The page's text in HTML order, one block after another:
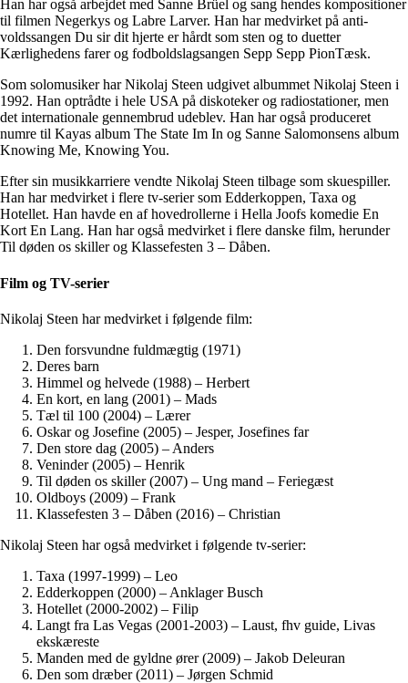
Han har også arbejdet med Sanne Brüel og sang hendes kompositioner
til filmen Negerkys og Labre Larver. Han har medvirket på anti-
voldssangen Du sir dit hjerte er hårdt som sten og to duetter
Kærlighedens farer og fodboldslagsangen Sepp Sepp PionTæsk.
Som solomusiker har Nikolaj Steen udgivet albummet Nikolaj Steen i
1992. Han optrådte i hele USA på diskoteker og radiostationer, men
det internationale gennembrud udeblev. Han har også produceret
numre til Kayas album The State Im In og Sanne Salomonsens album
Knowing Me, Knowing You.
Efter sin musikkarriere vendte Nikolaj Steen tilbage som skuespiller.
Han har medvirket i flere tv-serier som Edderkoppen, Taxa og
Hotellet. Han havde en af hovedrollerne i Hella Joofs komedie En
Kort En Lang. Han har også medvirket i flere danske film, herunder
Til døden os skiller og Klassefesten 3 – Dåben.
Film og TV-serier
Nikolaj Steen har medvirket i følgende film:
Den forsvundne fuldmægtig (1971)
Deres barn
Himmel og helvede (1988) – Herbert
En kort, en lang (2001) – Mads
Tæl til 100 (2004) – Lærer
Oskar og Josefine (2005) – Jesper, Josefines far
Den store dag (2005) – Anders
Veninder (2005) – Henrik
Til døden os skiller (2007) – Ung mand – Feriegæst
Oldboys (2009) – Frank
Klassefesten 3 – Dåben (2016) – Christian
Nikolaj Steen har også medvirket i følgende tv-serier:
Taxa (1997-1999) – Leo
Edderkoppen (2000) – Anklager Busch
Hotellet (2000-2002) – Filip
Langt fra Las Vegas (2001-2003) – Laust, fhv guide, Livas
ekskæreste
Manden med de gyldne ører (2009) – Jakob Deleuran
Den som dræber (2011) – Jørgen Schmid